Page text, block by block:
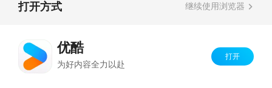
打开方式 继续使用浏览器
优酷
为好内容全力以赴
打开